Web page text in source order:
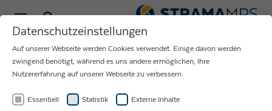
NEUIGKEITEN
RUND UM DAS
UNTERNEHMEN
Datenschutzeinstellungen
Auf unserer Webseite werden Cookies verwendet. Einige davon werden
zwingend benötigt, während es uns andere ermöglichen, Ihre
Nutzererfahrung auf unserer Webseite zu verbessern.
Essentiell Statistik Externe Inhalte